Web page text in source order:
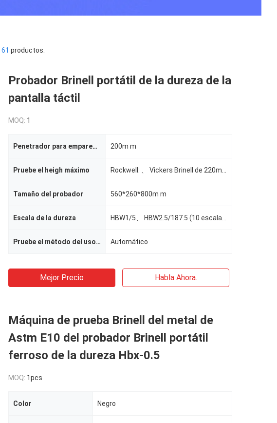
61 productos.
Probador Brinell portátil de la dureza de la
pantalla táctil
MOQ: 1
Penetrador para emparedar distancia 200m m
Pruebe el heigh máximo
Tamaño del probador 560*260*800m m
Escala de la dureza
Pruebe el método del uso de la fuerza Automático
Mejor Precio Habla Ahora.
Máquina de prueba Brinell del metal de
Astm E10 del probador Brinell portátil
ferroso de la dureza Hbx-0.5
MOQ: 1pcs
Color Negro